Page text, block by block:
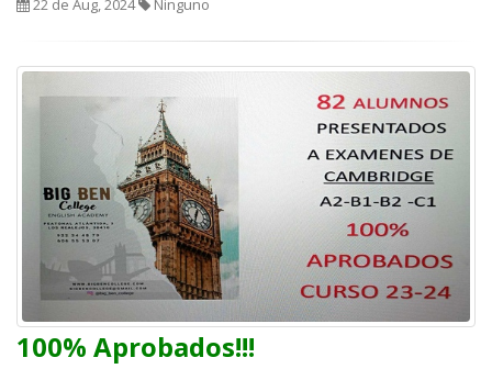
22 de Aug, 2024 Ninguno
100% Aprobados!!!